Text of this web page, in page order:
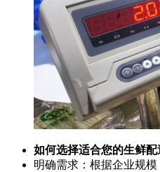
如何选择适合您的生鲜配
明确需求：根据企业规